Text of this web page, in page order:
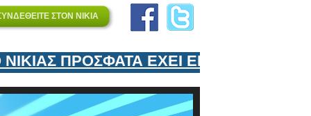
ΣΤΟΝ ΝΙΚΙΑ
ΠΡΟΣΦΑΤΑ ΕΧΕΙ ΕΝΤΑΞΕΙ ΣΤΟΝ